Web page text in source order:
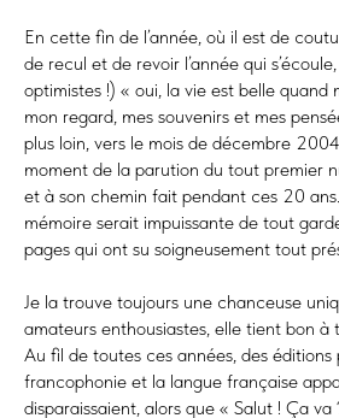
En cette fin de l’année, où il est de
de recul et de revoir l’année qui
optimistes !) « oui, la vie est belle quand
mon regard, mes souvenirs et mes
plus loin, vers le mois de décembre
moment de la parution du tout premier
et à son chemin fait pendant ces 20
mémoire serait impuissante de tout
pages qui ont su soigneusement tout
Je la trouve toujours une chanceuse
amateurs enthousiastes, elle tient bon à
Au fil de toutes ces années, des
francophonie et la langue française
disparaissaient, alors que « Salut ! Ça va